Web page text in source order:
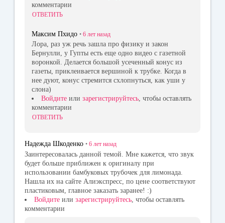
комментарии
ОТВЕТИТЬ
Максим Пхидо • 6 лет назад
Лора, раз уж речь зашла про физику и закон
Бернулли, у Гупты есть еще одно видео с газетной
воронкой. Делается большой усеченный конус из
газеты, приклеивается вершиной к трубке. Когда в
нее дуют, конус стремится схлопнуться, как уши у
слона)
Войдите или зарегистрируйтесь, чтобы оставлять
комментарии
ОТВЕТИТЬ
Надежда Шкоденко • 6 лет назад
Заинтересовалась данной темой. Мне кажется, что звук
будет больше приближен к оригиналу при
использовании бамбуковых трубочек для лимонада.
Нашла их на сайте Алиэкспресс, по цене соответствуют
пластиковым, главное заказать заранее! :)
Войдите или зарегистрируйтесь , чтобы оставлять
комментарии